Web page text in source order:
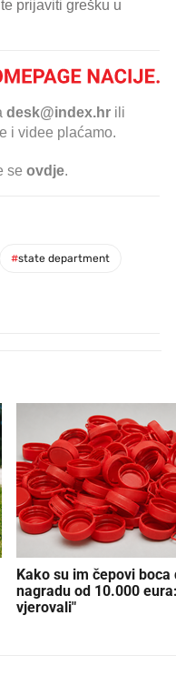
prijaviti grešku u
desk@index.hr ili
i videe plaćamo.
se ovdje.
#state department
Kako su im čepovi boca
nagradu od 10.000
vjerovali"